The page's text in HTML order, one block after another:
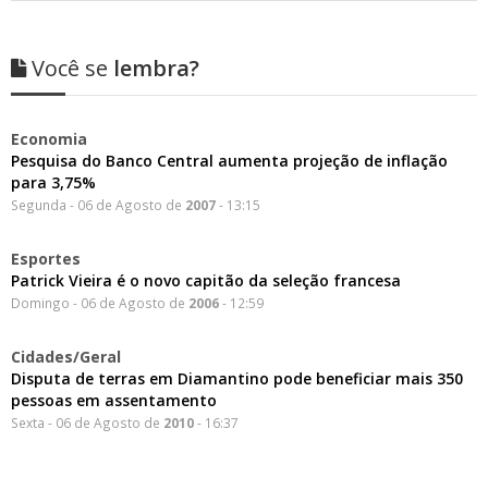
Você se lembra?
Economia
Pesquisa do Banco Central aumenta projeção de inflação
para 3,75%
Segunda - 06 de Agosto de 2007- 13:15
Esportes
Patrick Vieira é o novo capitão da seleção francesa
Domingo - 06 de Agosto de 2006- 12:59
Cidades/Geral
Disputa de terras em Diamantino pode beneficiar mais 350
pessoas em assentamento
Sexta - 06 de Agosto de 2010- 16:37